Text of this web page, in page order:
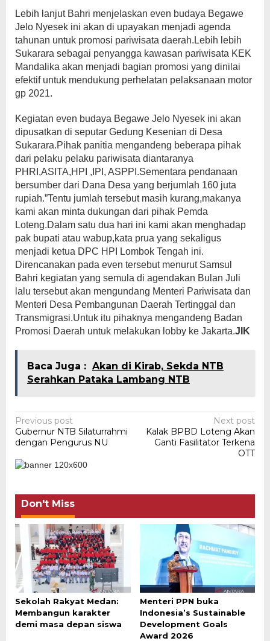
Lebih lanjut Bahri menjelaskan even budaya Begawe
Jelo Nyesek ini akan di upayakan menjadi agenda
tahunan untuk promosi pariwisata daerah.Lebih lebih
Sukarara sebagai penyangga kawasan pariwisata KEK
Mandalika akan menjadi bagian promosi yang dinilai
efektif untuk mendukung perhelatan pelaksanaan motor
gp 2021.
Kegiatan even budaya Begawe Jelo Nyesek ini akan
dipusatkan di seputar Gedung Kesenian di Desa
Sukarara.Pihak panitia mengandeng beberapa pihak
dari pelaku pelaku pariwisata diantaranya
PHRI,ASITA,HPI ,IPI, ASPPI.Sementara pendanaan
bersumber dari Dana Desa yang berjumlah 160 juta
rupiah.”Tentu jumlah tersebut masih kurang,makanya
kami akan minta dukungan dari pihak Pemda
Loteng.Dalam satu dua hari ini kami akan menghadap
pak bupati atau wabup,kata prua yang sekaligus
menjadi ketua DPC HPI Lombok Tengah ini.
Direncanakan pada even tersebut menurut Samsul
Bahri kegiatan yang semula di agendakan Bulan Juli
lalu tersebut akan mengundang Menteri Pariwisata dan
Menteri Desa Pembangunan Daerah Tertinggal dan
Transmigrasi.Untuk itu pihaknya mengandeng Badan
Promosi Daerah untuk melakukan lobby ke Jakarta.JIK
Baca Juga : Akan di Kirab, Sekda NTB
Serahkan Pataka Lambang NTB
Post
navigation
Previous post
Gubernur NTB Silaturrahmi
dengan Pengurus NU
Next post
Kalak BPBD Loteng Akan
Ganti Fasilitator Terkena
OTT
Don't Miss
Sekolah Rakyat Medan:
Membangun karakter
demi masa depan siswa
Menteri PPN buka
Indonesia’s Sustainable
Development Goals
Award 2026